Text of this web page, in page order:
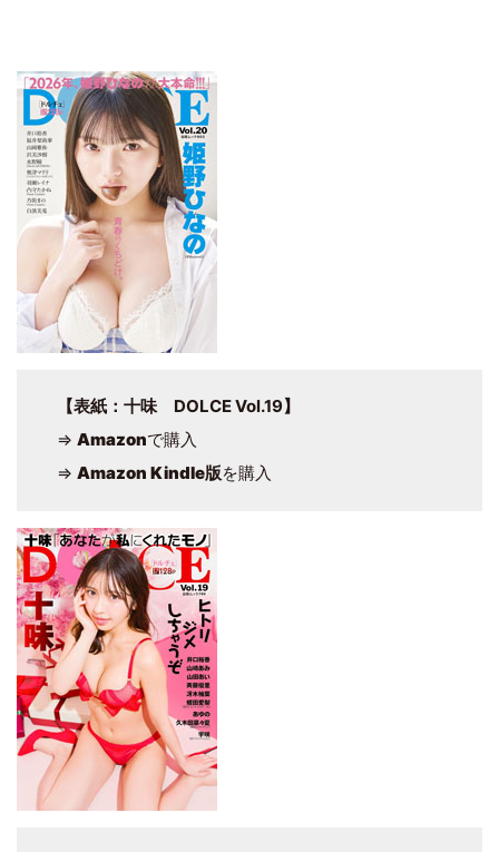
【表紙：十味 DOLCE Vol.19】
⇒ Amazonで購入
⇒ Amazon Kindle版を購入